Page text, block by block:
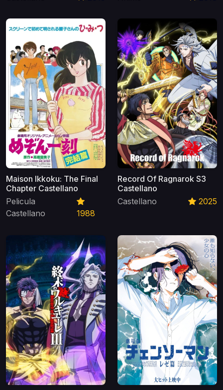
Maison Ikkoku: The Final
Chapter Castellano
Pelicula
Castellano
1988
Record Of Ragnarok S3
Castellano
Castellano
2025